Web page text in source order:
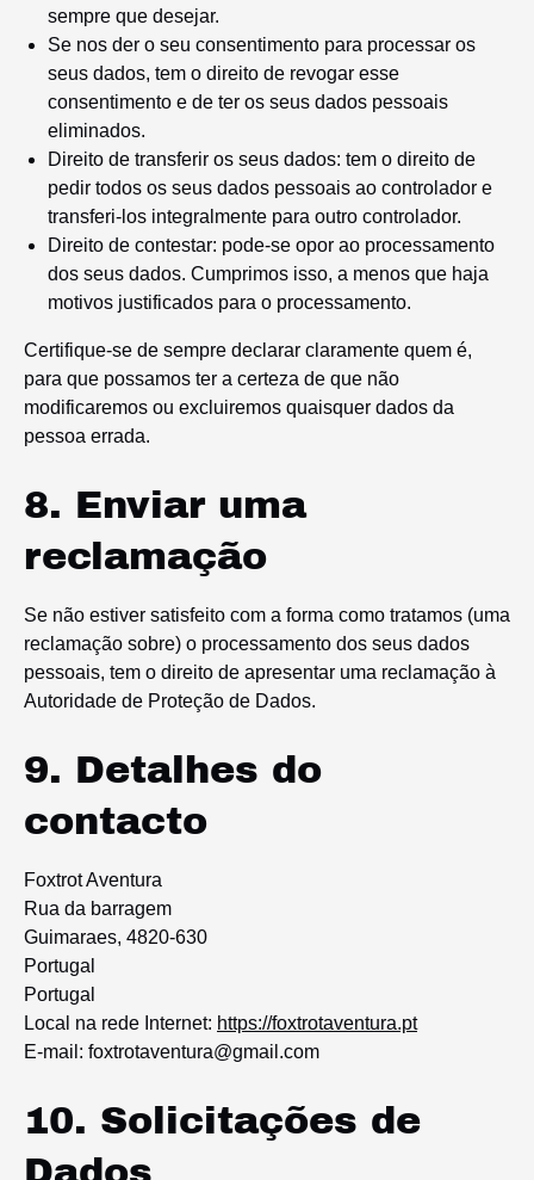
sempre que desejar.
Se nos der o seu consentimento para processar os
seus dados, tem o direito de revogar esse
consentimento e de ter os seus dados pessoais
eliminados.
Direito de transferir os seus dados: tem o direito de
pedir todos os seus dados pessoais ao controlador e
transferi-los integralmente para outro controlador.
Direito de contestar: pode-se opor ao processamento
dos seus dados. Cumprimos isso, a menos que haja
motivos justificados para o processamento.
Certifique-se de sempre declarar claramente quem é,
para que possamos ter a certeza de que não
modificaremos ou excluiremos quaisquer dados da
pessoa errada.
8. Enviar uma
reclamação
Se não estiver satisfeito com a forma como tratamos (uma
reclamação sobre) o processamento dos seus dados
pessoais, tem o direito de apresentar uma reclamação à
Autoridade de Proteção de Dados.
9. Detalhes do
contacto
Foxtrot Aventura
Rua da barragem
Guimaraes, 4820-630
Portugal
Portugal
Local na rede Internet: https://foxtrotaventura.pt
E-mail: foxtrotaventura@gmail.com
10. Solicitações de